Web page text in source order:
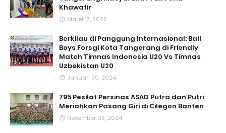
Khawatir
Maret 17, 2025
Berkilau di Panggung Internasional: Ball
Boys Forsgi Kota Tangerang di Friendly
Match Timnas Indonesia U20 Vs Timnas
Uzbekistan U20
Januari 30, 2024
795 Pesilat Persinas ASAD Putra dan Putri
Meriahkan Pasang Giri di Cilegon Banten
November 03, 2024